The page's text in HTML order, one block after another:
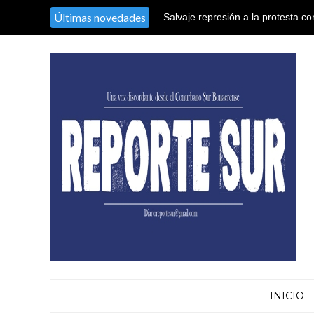
Últimas novedades
Salvaje represión a la protesta
El nieto recuperado N° 128
INICIO